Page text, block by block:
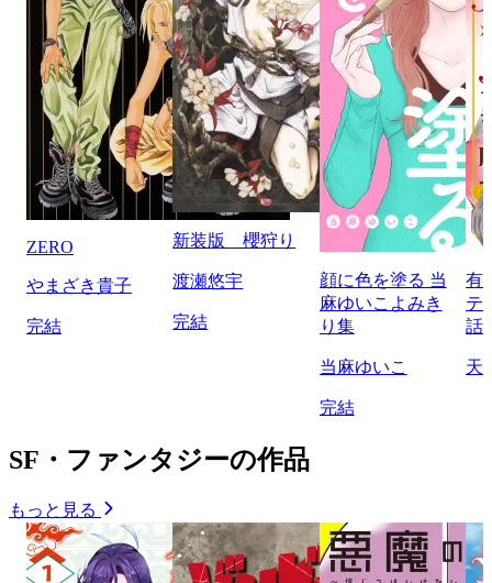
ZERO
やまざき貴子
完結
新装版 櫻狩り
渡瀬悠宇
完結
顔に色を塗る 当
麻ゆいこよみき
り集
当麻ゆいこ
完結
有
テ
話
天
SF・ファンタジーの作品
もっと見る